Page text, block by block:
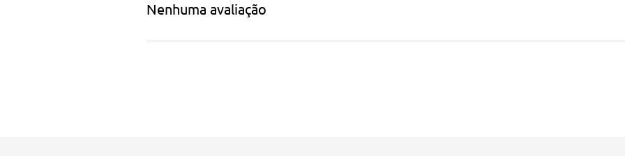
Nenhuma avaliação